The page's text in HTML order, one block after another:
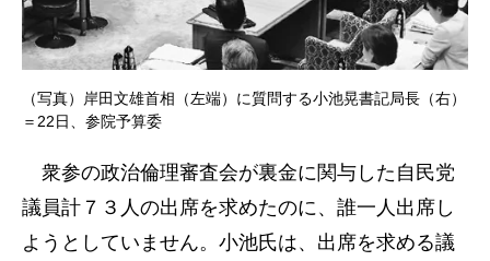
（写真）岸田文雄首相（左端）に質問する小池晃書記局長（右）
＝22日、参院予算委
衆参の政治倫理審査会が裏金に関与した自民党
議員計７３人の出席を求めたのに、誰一人出席し
ようとしていません。小池氏は、出席を求める議